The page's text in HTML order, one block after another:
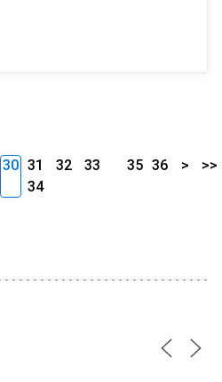
30 31 32
33
34
35 36 > >>